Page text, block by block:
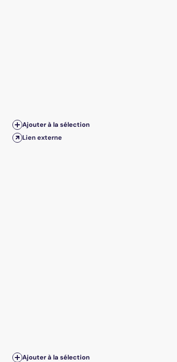
Ajouter à la sélection
Lien externe
Ajouter à la sélection